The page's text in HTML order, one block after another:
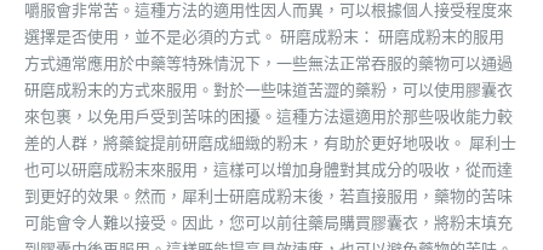
嚼服會非常苦。這種方法的適用性因人而異，可以根據個人接受程度來
選擇是否使用，並不是必須的方式。 研磨成粉末： 研磨成粉末的服用
方式通常應用於中藥等特殊情況下，一些無法正常吞服的藥物可以通過
研磨成粉末的方式來服用。對於一些味道苦澀的藥粉，可以使用膠囊衣
來包裹，以免用戶受到苦味的困擾。這種方法還適用於那些吸收能力較
差的人群，將藥錠提前研磨成細緻的粉末，有助於更好地吸收。 犀利士
也可以研磨成粉末來服用，這樣可以增加身體對其成分的吸收，從而達
到更好的效果。然而，犀利士研磨成粉末後，若直接服用，藥物的苦味
可能會令人難以接受。因此，您可以前往藥局購買膠囊衣，將粉末填充